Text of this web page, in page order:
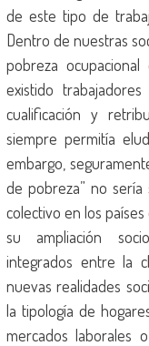
de este tipo de
Dentro de nuestras
pobreza
existido
cualificación y
siempre permitía
embargo,
de pobreza” no
colectivo en los
su ampliación
integrados entre la
nuevas realidades
la tipología de
mercados laborales